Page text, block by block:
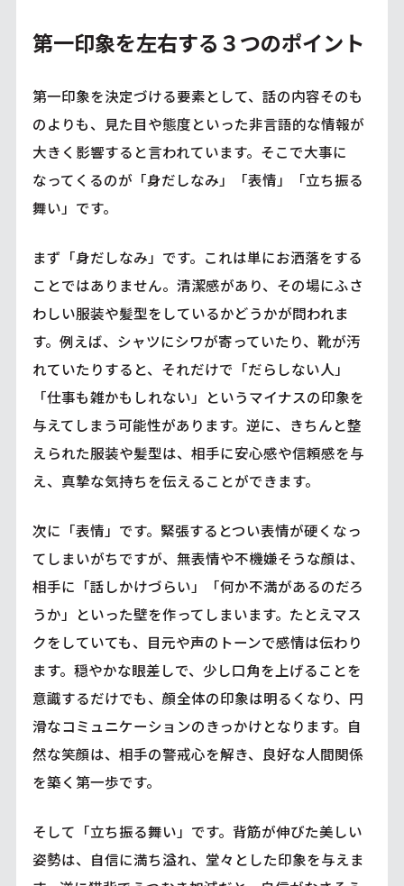
第一印象を左右する３つのポイント
第一印象を決定づける要素として、話の内容そのも
のよりも、見た目や態度といった非言語的な情報が
大きく影響すると言われています。そこで大事に
なってくるのが「身だしなみ」「表情」「立ち振る
舞い」です。
まず「身だしなみ」です。これは単にお洒落をする
ことではありません。清潔感があり、その場にふさ
わしい服装や髪型をしているかどうかが問われま
す。例えば、シャツにシワが寄っていたり、靴が汚
れていたりすると、それだけで「だらしない人」
「仕事も雑かもしれない」というマイナスの印象を
与えてしまう可能性があります。逆に、きちんと整
えられた服装や髪型は、相手に安心感や信頼感を与
え、真摯な気持ちを伝えることができます。
次に「表情」です。緊張するとつい表情が硬くなっ
てしまいがちですが、無表情や不機嫌そうな顔は、
相手に「話しかけづらい」「何か不満があるのだろ
うか」といった壁を作ってしまいます。たとえマス
クをしていても、目元や声のトーンで感情は伝わり
ます。穏やかな眼差しで、少し口角を上げることを
意識するだけでも、顔全体の印象は明るくなり、円
滑なコミュニケーションのきっかけとなります。自
然な笑顔は、相手の警戒心を解き、良好な人間関係
を築く第一歩です。
そして「立ち振る舞い」です。背筋が伸びた美しい
姿勢は、自信に満ち溢れ、堂々とした印象を与えま